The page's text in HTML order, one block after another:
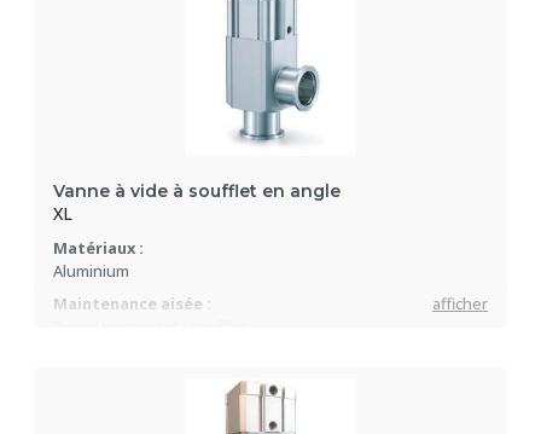
Vanne à vide à soufflet en angle
XL
Matériaux :
Aluminium
Maintenance aisée :
afficher